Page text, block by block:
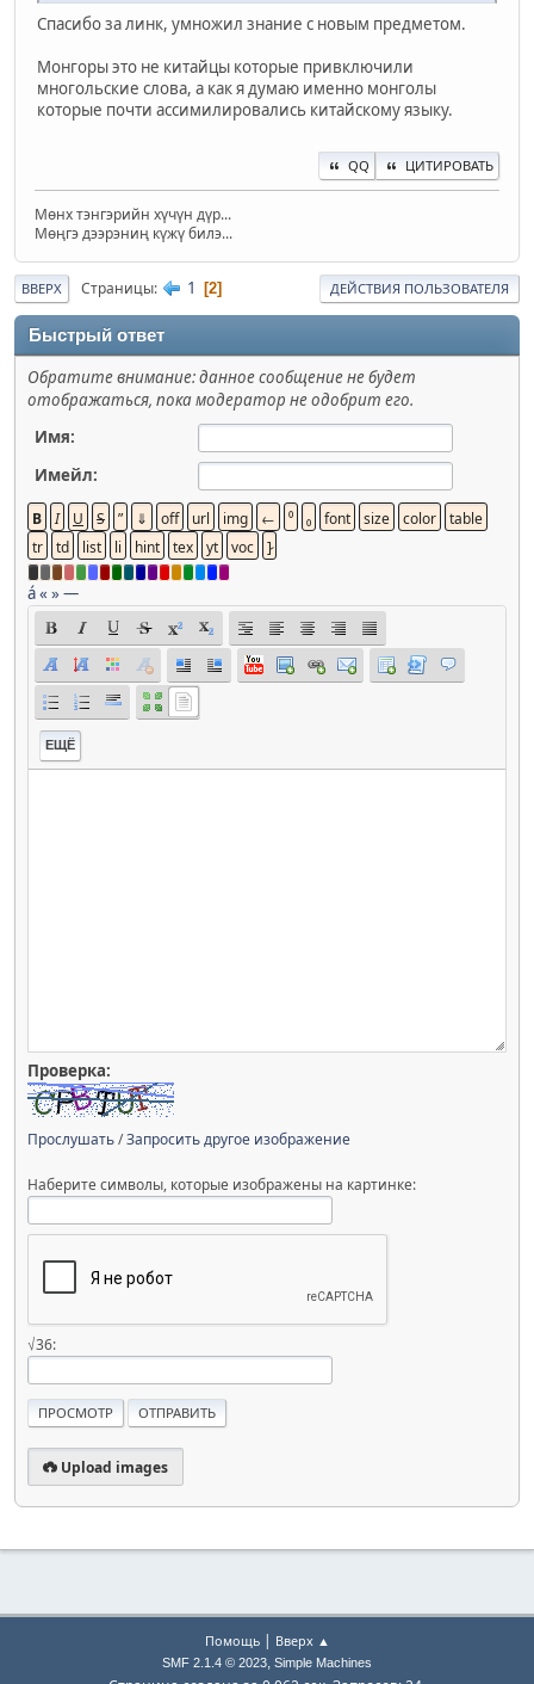
Спасибо за линк, умножил знание с новым предметом.
Монгоры это не китайцы которые привключили
многольские слова, а как я думаю именно монголы
которые почти ассимилировались китайскому языку.
QQ ЦИТИРОВАТЬ
Мөнх тэнгэрийн хүчүн дүр...
Мөңгэ дээрэниң күжү билэ...
ВВЕРХ Страницы 1 2 ДЕЙСТВИЯ ПОЛЬЗОВАТЕЛЯ
Быстрый ответ
Обратите внимание: данное сообщение не будет
отображаться, пока модератор не одобрит его.
Имя:
Имейл:
á« »—
ЕЩЁ
Проверка:
Прослушать/Запросить другое изображение
Наберите символы, которые изображены на картинке:
√36:
Upload images
Помощь| Вверх ▲
SMF 2.1.4 © 2023, Simple Machines